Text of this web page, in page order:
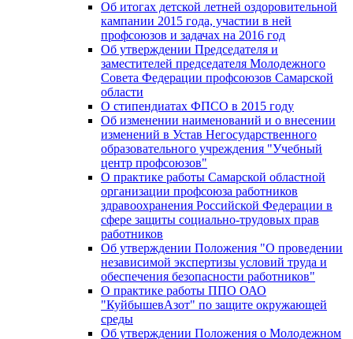
Об итогах детской летней оздоровительной
кампании 2015 года, участии в ней
профсоюзов и задачах на 2016 год
Об утверждении Председателя и
заместителей председателя Молодежного
Совета Федерации профсоюзов Самарской
области
О стипендиатах ФПСО в 2015 году
Об изменении наименований и о внесении
изменений в Устав Негосударственного
образовательного учреждения "Учебный
центр профсоюзов"
О практике работы Самарской областной
организации профсоюза работников
здравоохранения Российской Федерации в
сфере защиты социально-трудовых прав
работников
Об утверждении Положения "О проведении
независимой экспертизы условий труда и
обеспечения безопасности работников"
О практике работы ППО ОАО
"КуйбышевАзот" по защите окружающей
среды
Об утверждении Положения о Молодежном